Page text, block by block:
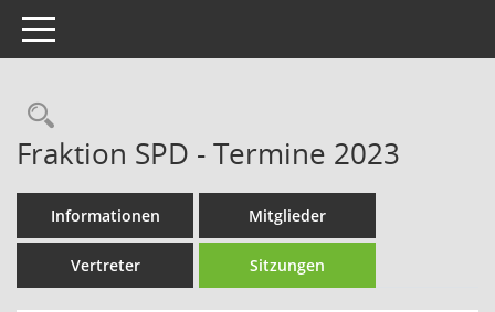
Toggle navigation
Rechercheauswahl
Fraktion SPD - Termine 2023
Informationen Mitglieder
Vertreter Sitzungen